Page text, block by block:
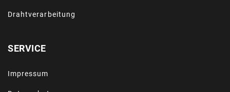
Drahtverarbeitung
SERVICE
Impressum